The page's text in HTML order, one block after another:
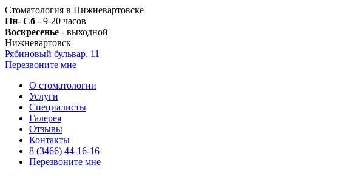
Стоматология в Нижневартовске
Пн- Сб - 9-20 часов
Воскресенье - выходной
Нижневартовск
Рябиновый бульвар, 11
Перезвоните мне
О стоматологии
Услуги
Специалисты
Галерея
Отзывы
Контакты
8 (3466) 44-16-16
Перезвоните мне